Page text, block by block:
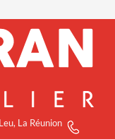
La Réunion